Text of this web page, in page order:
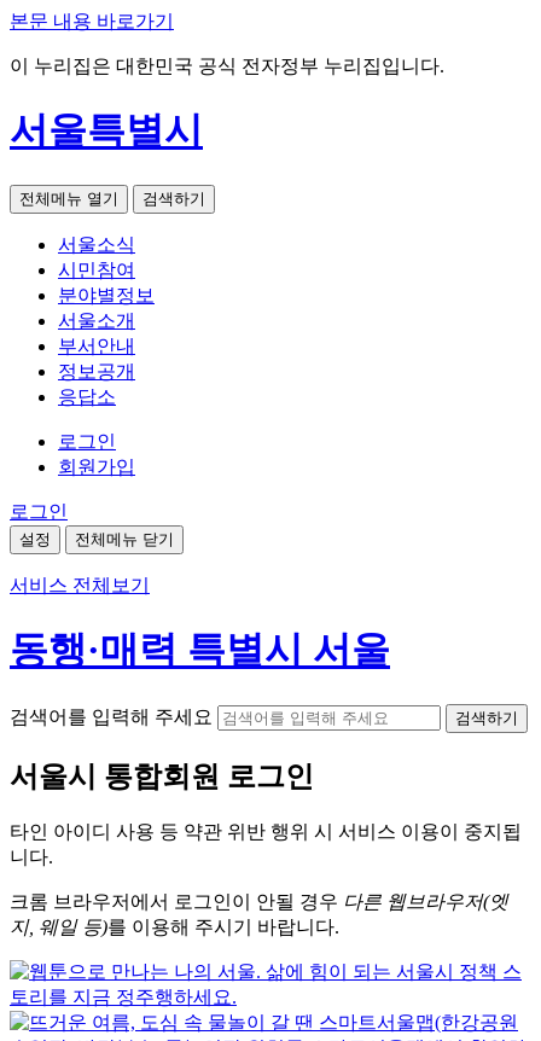
본문 내용 바로가기
이 누리집은 대한민국 공식 전자정부 누리집입니다.
서울특별시
전체메뉴 열기 검색하기
서울소식
시민참여
분야별정보
서울소개
부서안내
정보공개
응답소
로그인
회원가입
로그인
설정 전체메뉴 닫기
서비스 전체보기
동행·매력 특별시 서울
검색어를 입력해 주세요 검색하기
서울시 통합회원 로그인
타인 아이디 사용 등 약관 위반 행위 시 서비스 이용이 중지됩
니다.
크롬 브라우저에서 로그인이 안될 경우 다른 웹브라우저(엣
지, 웨일 등)를 이용해 주시기 바랍니다.